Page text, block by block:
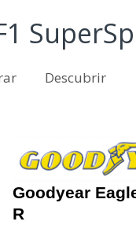
Descubrir
Goodyear
R